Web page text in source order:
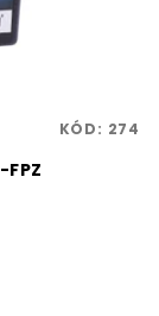
KÓD: 274